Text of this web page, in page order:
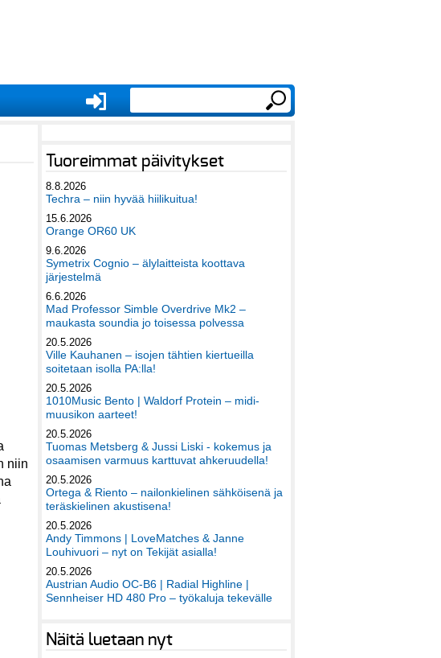
niin
Tuoreimmat päivitykset
8.8.2026
Techra – niin hyvää hiilikuitua!
15.6.2026
Orange OR60 UK
9.6.2026
Symetrix Cognio – älylaitteista koottava
järjestelmä
6.6.2026
Mad Professor Simble Overdrive Mk2 –
maukasta soundia jo toisessa polvessa
20.5.2026
Ville Kauhanen – isojen tähtien kiertueilla
soitetaan isolla PA:lla!
20.5.2026
1010Music Bento | Waldorf Protein – midi-
muusikon aarteet!
20.5.2026
Tuomas Metsberg & Jussi Liski - kokemus ja
osaamisen varmuus karttuvat ahkeruudella!
20.5.2026
Ortega & Riento – nailonkielinen sähköisenä ja
teräskielinen akustisena!
20.5.2026
Andy Timmons | LoveMatches & Janne
Louhivuori – nyt on Tekijät asialla!
20.5.2026
Austrian Audio OC-B6 | Radial Highline |
Sennheiser HD 480 Pro – työkaluja tekevälle
Näitä luetaan nyt